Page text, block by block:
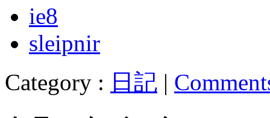
ie8
sleipnir
Category : 日記 |